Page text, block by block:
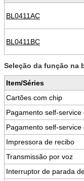
BL0411AC
BL0411BC
Seleção da função na
Item/Séries
Cartões com chip
Pagamento self-service
Pagamento self-
Impressora de recibo
Transmissão por voz
Interruptor de parada